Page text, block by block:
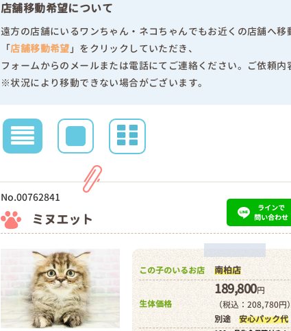
店舗移動希望について
遠方の店舗にいるワンちゃん・ネコちゃんでもお近くの店舗へ移
「店舗移動希望 」をクリックしていただき、
フォームからのメールまたは電話にてご連絡ください。ご依頼
※状況により移動できない場合がございます。
No.00762841
ミヌエット
ラインで
問い合わせ
この子のいるお店 南柏店
生体価格
189,800円
（税込：208,780円
別途 安心パック代